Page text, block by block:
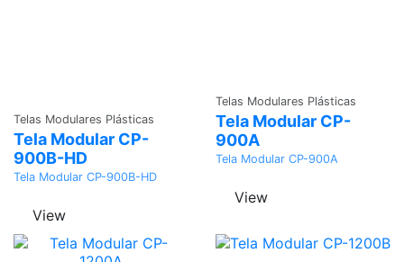
Telas Modulares Plásticas
Tela Modular CP-
900B-HD
Tela Modular CP-900B-HD
View
Telas Modulares Plásticas
Tela Modular CP-
900A
Tela Modular CP-900A
View